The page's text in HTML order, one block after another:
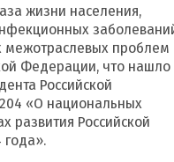
жизни населения,
межотраслевых проблем
Федерации, что нашло
Российской
«О национальных
развития Российской